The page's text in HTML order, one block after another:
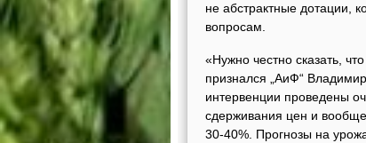
не абстрактные дотации,
вопросам.
«Нужно честно сказать,
признался „АиФ“
интервенции проведены
сдерживания цен и
30-40%. Прогнозы на